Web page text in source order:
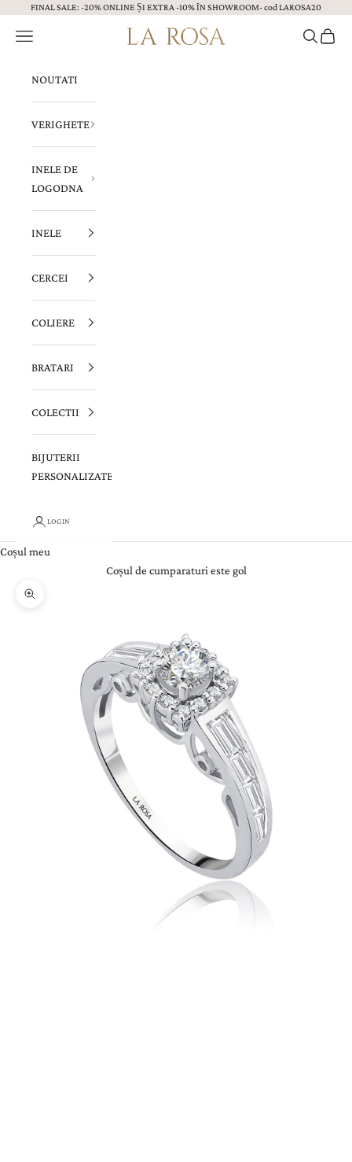
Sari la continut
FINAL SALE: -20% ONLINE ȘI EXTRA -10% ÎN SHOWROOM- cod LAROSA20
Bijuterii LA ROSA
Menu CautăCoș
NOUTATI
VERIGHETE
INELE DE
LOGODNA
INELE
CERCEI
COLIERE
BRATARI
COLECTII
BIJUTERII
PERSONALIZATE
LOGIN
Coșul meu
Coșul de cumparaturi este gol
Zoom